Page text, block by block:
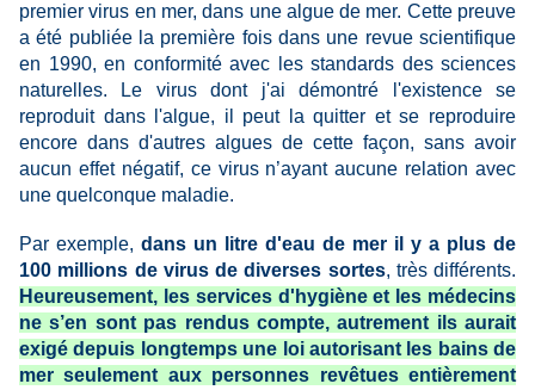
premier virus en mer, dans une algue de mer. Cette preuve
a été publiée la première fois dans une revue scientifique
en 1990, en conformité avec les standards des sciences
naturelles. Le virus dont j'ai démontré l'existence se
reproduit dans l'algue, il peut la quitter et se reproduire
encore dans d'autres algues de cette façon, sans avoir
aucun effet négatif, ce virus n’ayant aucune relation avec
une quelconque maladie.
Par exemple, dans un litre d'eau de mer il y a plus de
100 millions de virus de diverses sortes, très différents.
Heureusement, les services d'hygiène et les médecins
ne s’en sont pas rendus compte, autrement ils aurait
exigé depuis longtemps une loi autorisant les bains de
mer seulement aux personnes revêtues entièrement